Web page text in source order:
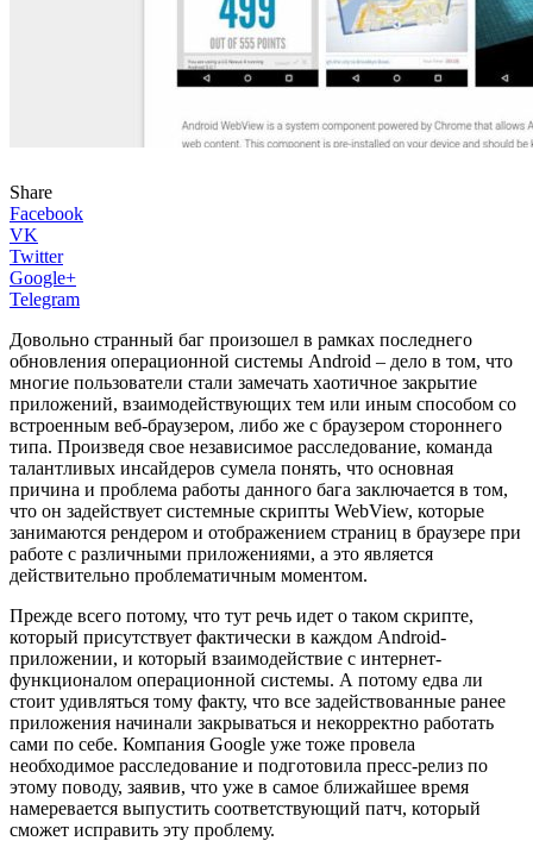
Share
Facebook
VK
Twitter
Google+
Telegram
Довольно странный баг произошел в рамках последнего
обновления операционной системы Android – дело в том, что
многие пользователи стали замечать хаотичное закрытие
приложений, взаимодействующих тем или иным способом со
встроенным веб-браузером, либо же с браузером стороннего
типа. Произведя свое независимое расследование, команда
талантливых инсайдеров сумела понять, что основная
причина и проблема работы данного бага заключается в том,
что он задействует системные скрипты WebView, которые
занимаются рендером и отображением страниц в браузере при
работе с различными приложениями, а это является
действительно проблематичным моментом.
Прежде всего потому, что тут речь идет о таком скрипте,
который присутствует фактически в каждом Android-
приложении, и который взаимодействие с интернет-
функционалом операционной системы. А потому едва ли
стоит удивляться тому факту, что все задействованные ранее
приложения начинали закрываться и некорректно работать
сами по себе. Компания Google уже тоже провела
необходимое расследование и подготовила пресс-релиз по
этому поводу, заявив, что уже в самое ближайшее время
намеревается выпустить соответствующий патч, который
сможет исправить эту проблему.